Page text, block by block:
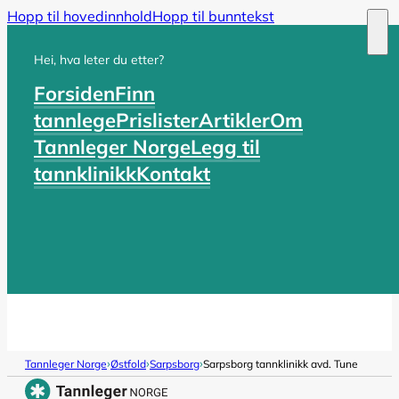
Hopp til hovedinnholdHopp til bunntekst
Hei, hva leter du etter?
ForsidenFinn
tannlegePrislisterArtiklerOm
Tannleger NorgeLegg til
tannklinikkKontakt
Tannleger Norge›Østfold›Sarpsborg›Sarpsborg tannklinikk avd. Tune